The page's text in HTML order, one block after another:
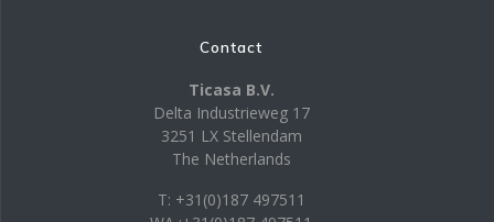
Contact
Ticasa B.V.
Delta Industrieweg 17
3251 LX Stellendam
The Netherlands
T: +31(0)187 497511